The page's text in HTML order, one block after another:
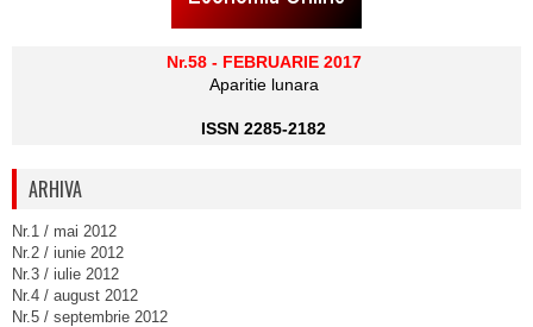
Nr.58 - FEBRUARIE 2017
Aparitie lunara
ISSN 2285-2182
ARHIVA
Nr.1 / mai 2012
Nr.2 / iunie 2012
Nr.3 / iulie 2012
Nr.4 / august 2012
Nr.5 / septembrie 2012